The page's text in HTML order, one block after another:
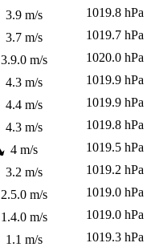
3.9 m/s
1019.8 hPa
3.7 m/s
1019.7 hPa
3.9.0 m/s
1020.0 hPa
4.3 m/s
1019.9 hPa
4.4 m/s
1019.9 hPa
4.3 m/s
1019.8 hPa
4 m/s
1019.5 hPa
3.2 m/s
1019.2 hPa
2.5.0 m/s
1019.0 hPa
1.4.0 m/s
1019.0 hPa
1.1 m/s
1019.3 hPa